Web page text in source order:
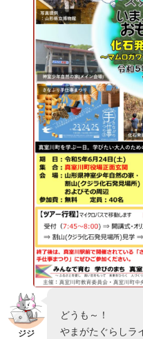
ジジ
どうも～！
やまがたぐらしラ